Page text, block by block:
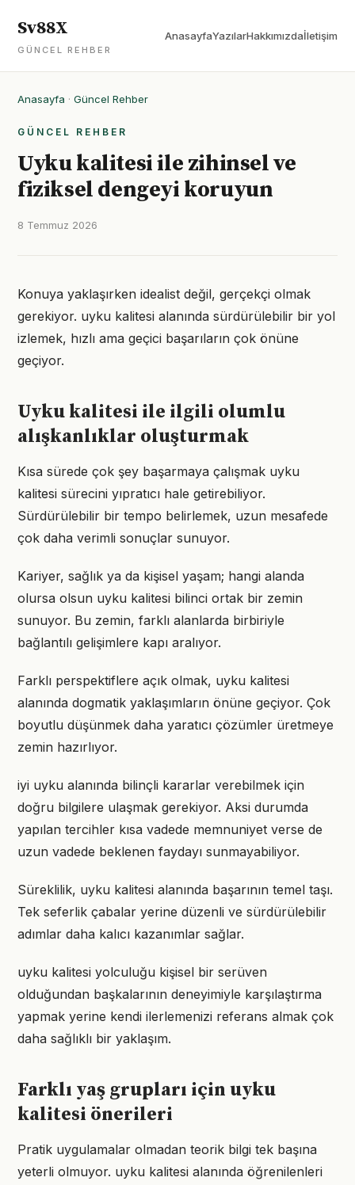
Sv88X
GÜNCEL REHBER
AnasayfaYazılarHakkımızdaİletişim
Anasayfa · Güncel Rehber
GÜNCEL REHBER
Uyku kalitesi ile zihinsel ve
fiziksel dengeyi koruyun
8 Temmuz 2026
Konuya yaklaşırken idealist değil, gerçekçi olmak
gerekiyor. uyku kalitesi alanında sürdürülebilir bir yol
izlemek, hızlı ama geçici başarıların çok önüne
geçiyor.
Uyku kalitesi ile ilgili olumlu
alışkanlıklar oluşturmak
Kısa sürede çok şey başarmaya çalışmak uyku
kalitesi sürecini yıpratıcı hale getirebiliyor.
Sürdürülebilir bir tempo belirlemek, uzun mesafede
çok daha verimli sonuçlar sunuyor.
Kariyer, sağlık ya da kişisel yaşam; hangi alanda
olursa olsun uyku kalitesi bilinci ortak bir zemin
sunuyor. Bu zemin, farklı alanlarda birbiriyle
bağlantılı gelişimlere kapı aralıyor.
Farklı perspektiflere açık olmak, uyku kalitesi
alanında dogmatik yaklaşımların önüne geçiyor. Çok
boyutlu düşünmek daha yaratıcı çözümler üretmeye
zemin hazırlıyor.
iyi uyku alanında bilinçli kararlar verebilmek için
doğru bilgilere ulaşmak gerekiyor. Aksi durumda
yapılan tercihler kısa vadede memnuniyet verse de
uzun vadede beklenen faydayı sunmayabiliyor.
Süreklilik, uyku kalitesi alanında başarının temel taşı.
Tek seferlik çabalar yerine düzenli ve sürdürülebilir
adımlar daha kalıcı kazanımlar sağlar.
uyku kalitesi yolculuğu kişisel bir serüven
olduğundan başkalarının deneyimiyle karşılaştırma
yapmak yerine kendi ilerlemenizi referans almak çok
daha sağlıklı bir yaklaşım.
Farklı yaş grupları için uyku
kalitesi önerileri
Pratik uygulamalar olmadan teorik bilgi tek başına
yeterli olmuyor. uyku kalitesi alanında öğrenilenleri